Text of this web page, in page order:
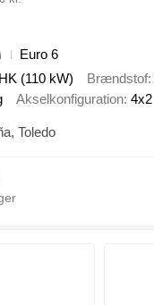
Euro 6
(110 kW) Brændstof
Akselkonfiguration 4x2
Toledo